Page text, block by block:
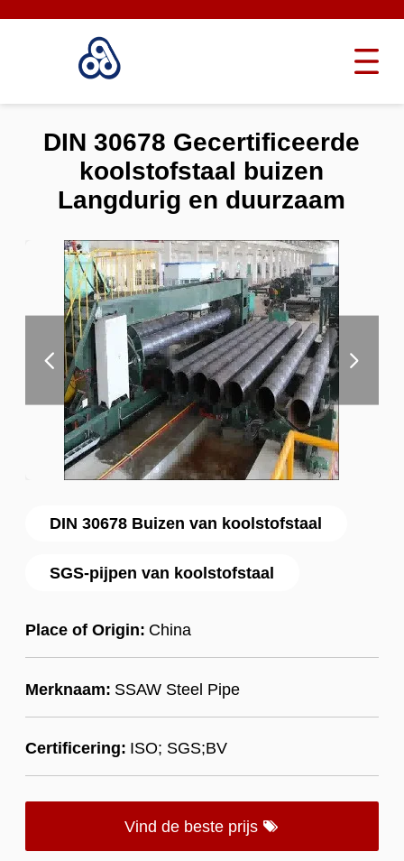
DIN 30678 Buizen van koolstofstaal
SGS-pijpen van koolstofstaal
Place of Origin: China
Merknaam: SSAW Steel Pipe
Certificering: ISO; SGS;BV
Vind de beste prijs
DIN 30678 Gecertificeerde
koolstofstaal buizen
Langdurig en duurzaam